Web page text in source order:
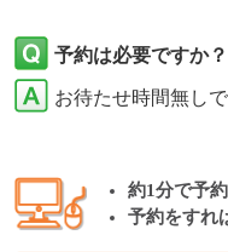
予約は必要ですか？
お待たせ時間無し
約1分で予
予約をすれ